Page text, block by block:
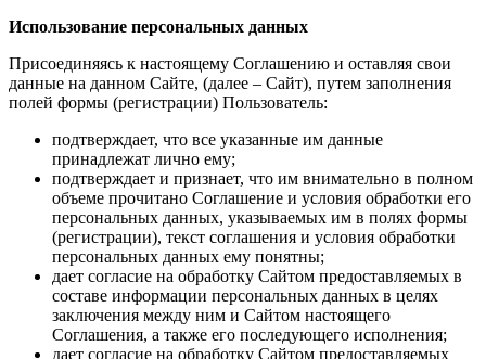
Использование персональных данных
Присоединяясь к настоящему Соглашению и оставляя свои
данные на данном Сайте, (далее – Сайт), путем заполнения
полей формы (регистрации) Пользователь:
подтверждает, что все указанные им данные
принадлежат лично ему;
подтверждает и признает, что им внимательно в полном
объеме прочитано Соглашение и условия обработки его
персональных данных, указываемых им в полях формы
(регистрации), текст соглашения и условия обработки
персональных данных ему понятны;
дает согласие на обработку Сайтом предоставляемых в
составе информации персональных данных в целях
заключения между ним и Сайтом настоящего
Соглашения, а также его последующего исполнения;
дает согласие на обработку Сайтом предоставляемых